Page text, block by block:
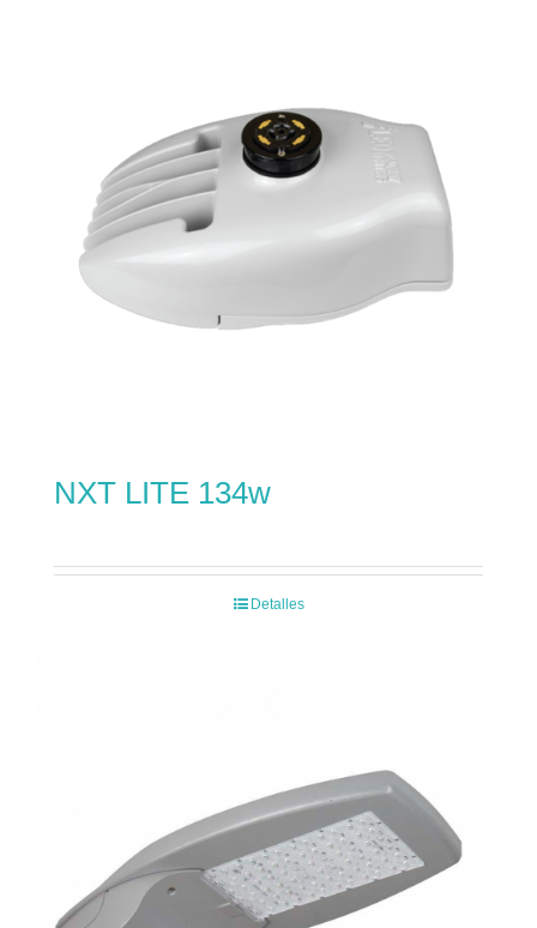
NXT LITE 134w
Detalles